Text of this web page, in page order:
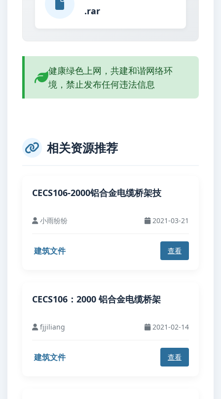
.rar
健康绿色上网，共建和谐网络环
境，禁止发布任何违法信息
相关资源推荐
CECS106-2000铝合金电缆桥架技
小雨纷纷 2021-03-21
建筑文件 查看
CECS106：2000 铝合金电缆桥架
fjjiliang 2021-02-14
建筑文件 查看